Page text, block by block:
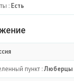
: Есть
пункт :Люберцы